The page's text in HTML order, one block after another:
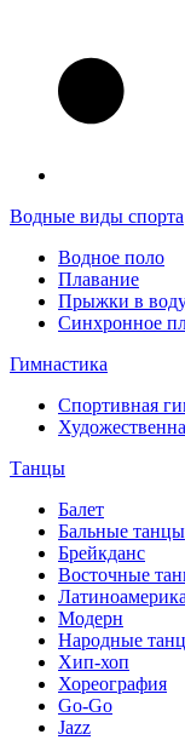
Водные виды спорта
Водное поло
Плавание
Прыжки в
Синхронное
Гимнастика
Спортивная
Танцы
Балет
Бальные танцы
Брейкданс
Восточные
Модерн
Народные
Хип-хоп
Хореография
Go-Go
Jazz